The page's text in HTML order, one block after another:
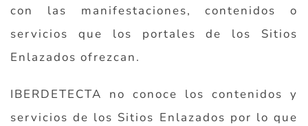
con las manifestaciones, contenidos o
servicios que los portales de los Sitios
Enlazados ofrezcan.
IBERDETECTA no conoce los contenidos y
servicios de los Sitios Enlazados por lo que